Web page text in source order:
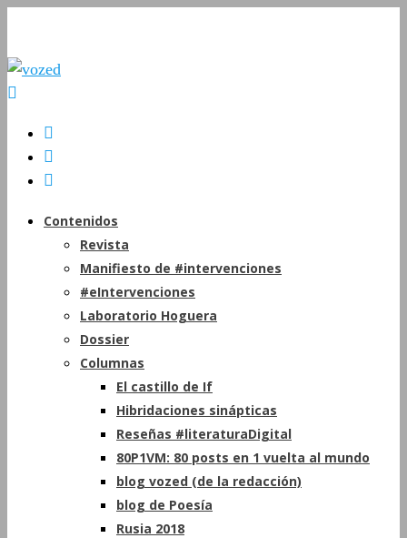
Contenidos
Revista
Manifiesto de #intervenciones
#eIntervenciones
Laboratorio Hoguera
Dossier
Columnas
El castillo de If
Hibridaciones sinápticas
Reseñas #literaturaDigital
80P1VM: 80 posts en 1 vuelta al mundo
blog vozed (de la redacción)
blog de Poesía
Rusia 2018